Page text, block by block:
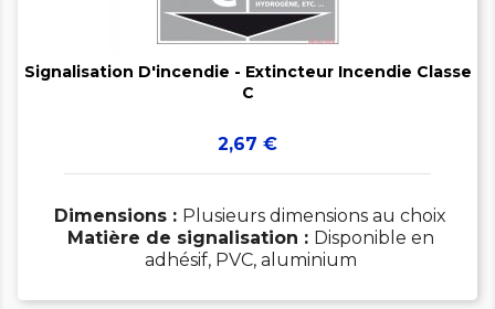
Signalisation D'incendie - Extincteur Incendie Classe
C
Prix
2,67 €
Dimensions : Plusieurs dimensions au choix
Matière de signalisation : Disponible en
adhésif, PVC, aluminium